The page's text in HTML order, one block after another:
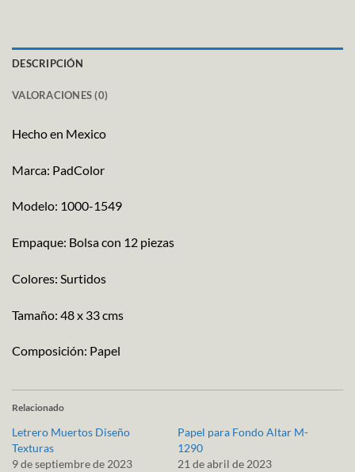
DESCRIPCIÓN
VALORACIONES (0)
Hecho en Mexico
Marca: PadColor
Modelo: 1000-1549
Empaque: Bolsa con 12 piezas
Colores: Surtidos
Tamaño: 48 x 33 cms
Composición: Papel
Relacionado
Letrero Muertos Diseño
Texturas
9 de septiembre de 2023
Papel para Fondo Altar M-
1290
21 de abril de 2023